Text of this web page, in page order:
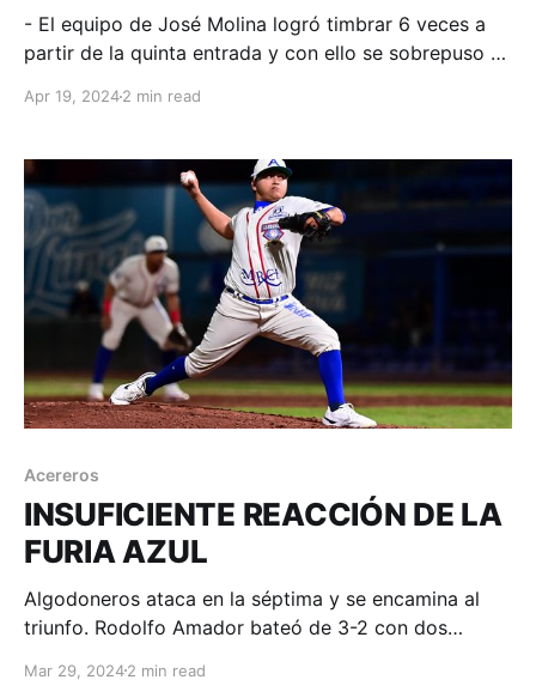
- El equipo de José Molina logró timbrar 6 veces a
partir de la quinta entrada y con ello se sobrepuso a
Monclova, Coahuila; 19 de abril. Acereros -
imparables, uno de ellos jonrón
Apr 19, 20242 min read
Acereros
INSUFICIENTE REACCIÓN DE LA
FURIA AZUL
Algodoneros ataca en la séptima y se encamina al
triunfo. Rodolfo Amador bateó de 3-2 con dos
marzo. Acereros - Comunicación. El ataque de tres
Mar 29, 20242 min read